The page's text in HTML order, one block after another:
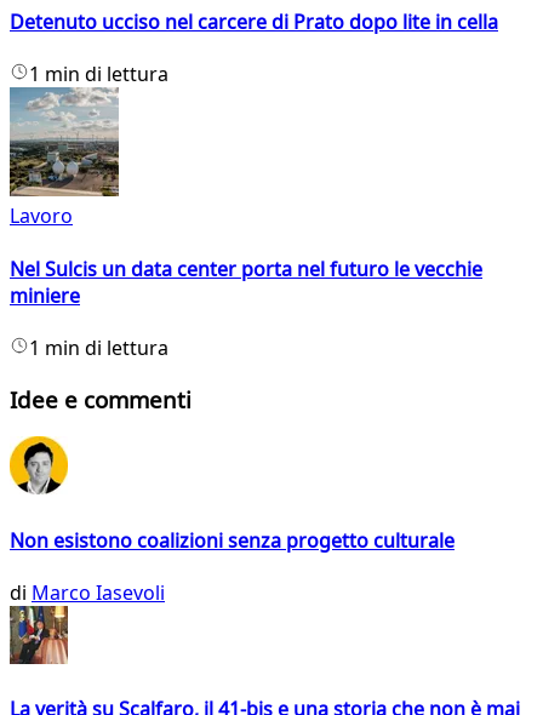
Detenuto ucciso nel carcere di Prato dopo lite in cella
1 min di lettura
Lavoro
Nel Sulcis un data center porta nel futuro le vecchie
miniere
1 min di lettura
Idee e commenti
Non esistono coalizioni senza progetto culturale
di Marco Iasevoli
La verità su Scalfaro, il 41-bis e una storia che non è mai